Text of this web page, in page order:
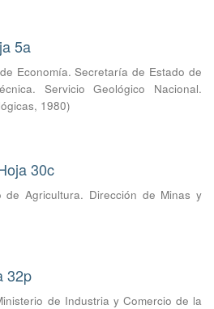
5a
Economía. Secretaría de Estado de
Servicio Geológico Nacional.
, 1980)
30c
de Agricultura. Dirección de Minas y
32p
de Industria y Comercio de la